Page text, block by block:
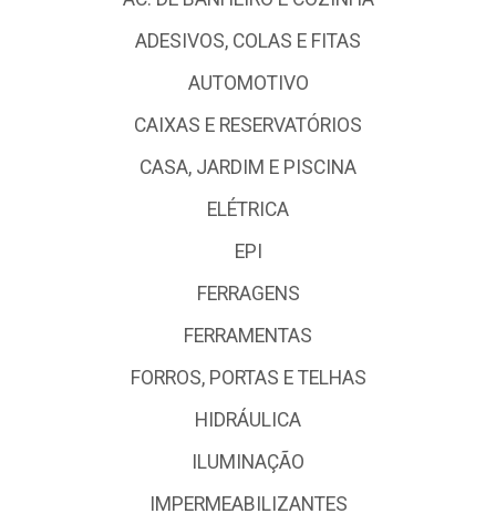
ADESIVOS, COLAS E FITAS
AUTOMOTIVO
CAIXAS E RESERVATÓRIOS
CASA, JARDIM E PISCINA
ELÉTRICA
EPI
FERRAGENS
FERRAMENTAS
FORROS, PORTAS E TELHAS
HIDRÁULICA
ILUMINAÇÃO
IMPERMEABILIZANTES